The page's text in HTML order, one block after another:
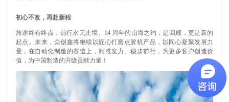
初心不改，再赴新程
旅途终有终点，前行永无止境。14 周年的山海之约，是回顾，更是新的
起点。未来，众创鑫将继续以匠心打磨点胶机产品，以同心凝聚发展力
量，在自动化制造的赛道上，精准发力、稳步前行，为更多客户创造价
值，为中国制造的升级贡献力量！